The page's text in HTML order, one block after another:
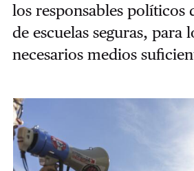
los responsables políticos
de escuelas seguras, para
necesarios medios